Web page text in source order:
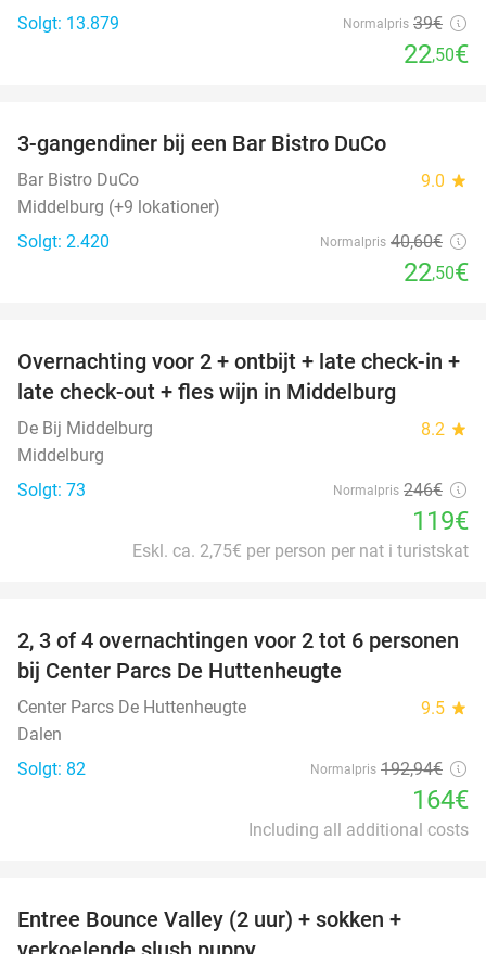
Solgt: 13.879
Normalpris 39€
22,50€
3-gangendiner bij een Bar Bistro DuCo
Bar Bistro DuCo 9.0 star
Middelburg (+9 lokationer)
Solgt: 2.420
Normalpris 40,60€
22,50€
52%
Overnachting voor 2 + ontbijt + late check-in +
late check-out + fles wijn in Middelburg
De Bij Middelburg 8.2 star
Middelburg
Solgt: 73
Normalpris 246€
119€
Eskl. ca. 2,75€ per person per nat i turistskat
15%
2, 3 of 4 overnachtingen voor 2 tot 6 personen
bij Center Parcs De Huttenheugte
Center Parcs De Huttenheugte 9.5 star
Dalen
Solgt: 82
Normalpris 192,94€
164€
Including all additional costs
Entree Bounce Valley (2 uur) + sokken +